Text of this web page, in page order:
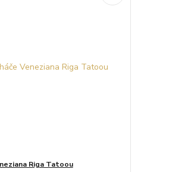
Riga Tatoou